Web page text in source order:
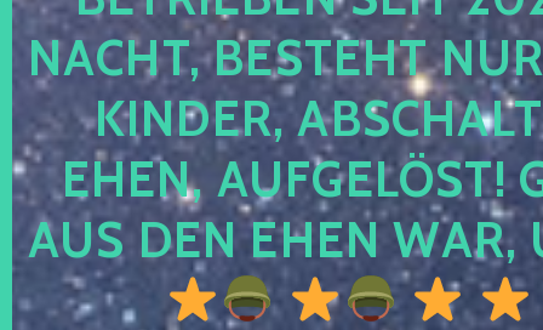
CHT, BESTEHT NUR
NDER,
EN, AUFGELÖST!
S DEN EHEN WAR,